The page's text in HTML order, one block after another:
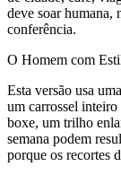
deve soar humana,
conferência.
O Homem com
Esta versão usa
um carrossel inteiro
boxe, um trilho
semana podem
porque os recortes